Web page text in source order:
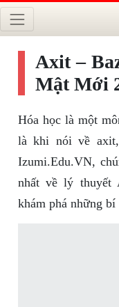
Axit –
Mật Mới
Hóa học là một
là khi nói về
Izumi.Edu.VN,
nhất về lý thuyết
khám phá những